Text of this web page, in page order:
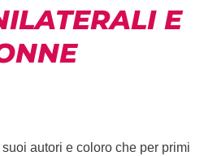
E
autori e coloro che per primi